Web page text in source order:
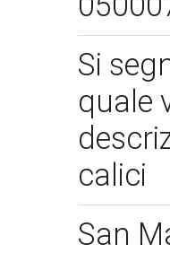
Si
quale
calici
San